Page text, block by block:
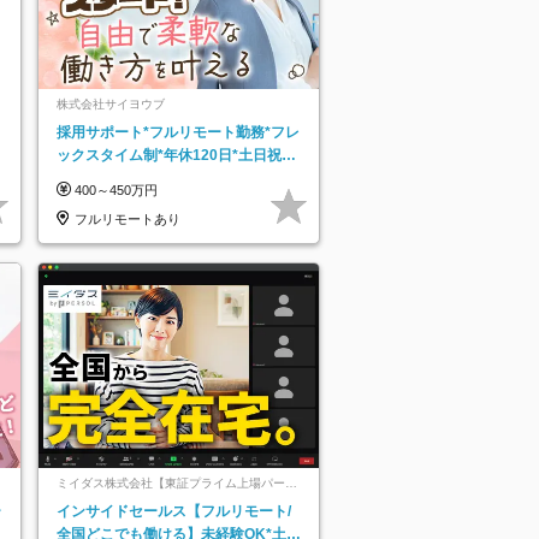
株式会社サイヨウブ
採用サポート*フルリモート勤務*フレ
ックスタイム制*年休120日*土日祝休
400～450万円
フルリモートあり
ミイダス株式会社【東証プライム上場パーソ
インサイドセールス【フルリモート/
全国どこでも働ける】未経験OK*土日